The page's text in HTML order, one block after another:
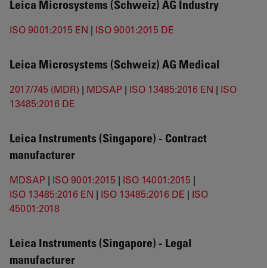
Leica Microsystems (Schweiz) AG Industry
ISO 9001:2015 EN | ISO 9001:2015 DE
Leica Microsystems (Schweiz) AG Medical
2017/745 (MDR) | MDSAP | ISO 13485:2016 EN | ISO
13485:2016 DE
Leica Instruments (Singapore) - Contract
manufacturer
MDSAP | ISO 9001:2015 | ISO 14001:2015 |
ISO 13485:2016 EN | ISO 13485:2016 DE | ISO
45001:2018
Leica Instruments (Singapore) - Legal
manufacturer